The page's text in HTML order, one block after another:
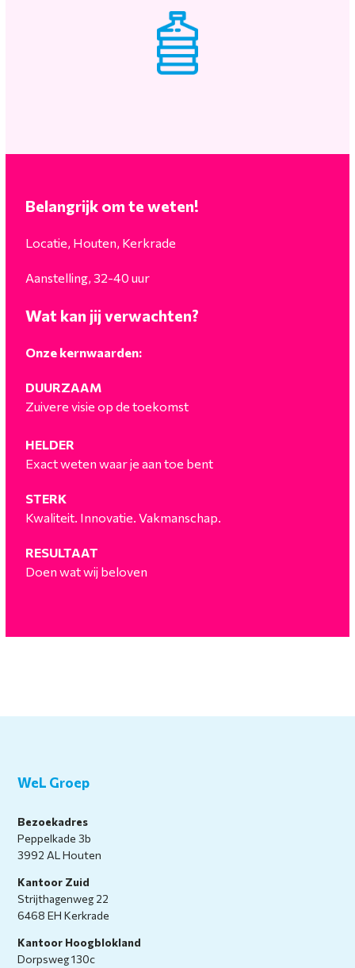
Belangrijk om te weten!
Locatie, Houten, Kerkrade
Aanstelling, 32-40 uur
Wat kan jij verwachten?
Onze kernwaarden:
DUURZAAM
Zuivere visie op de toekomst
HELDER
Exact weten waar je aan toe bent
STERK
Kwaliteit. Innovatie. Vakmanschap.
RESULTAAT
Doen wat wij beloven
WeL Groep
Bezoekadres
Peppelkade 3b
3992 AL Houten
Kantoor Zuid
Strijthagenweg 22
6468 EH Kerkrade
Kantoor Hoogblokland
Dorpsweg 130c